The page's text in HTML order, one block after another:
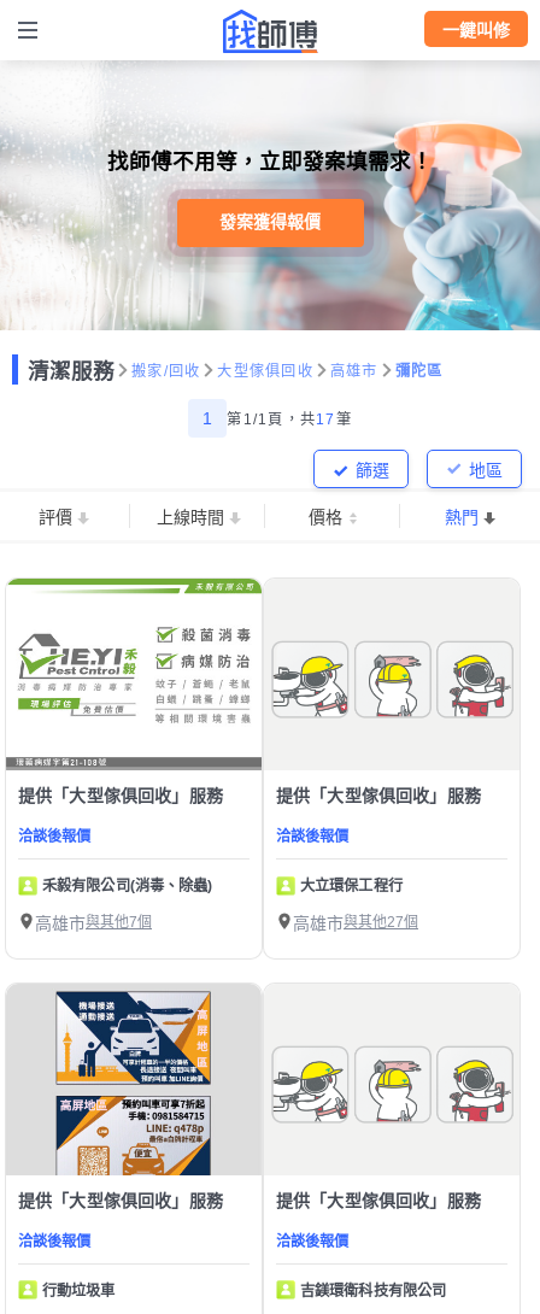
一鍵叫修
找師傅不用等，立即發案填需求！
發案獲得報價
清潔服務 搬家/回收 大型傢俱回收 高雄市 彌陀區
1 第1/1頁， 共17 筆
地區
篩選
評價 上線時間 價格 熱門
提供「大型傢俱回收」服務
洽談後報價
禾毅有限公司(消毒、除蟲)
高雄市與其他7個
提供「大型傢俱回收」服務
洽談後報價
大立環保工程行
高雄市與其他27個
提供「大型傢俱回收」服務
洽談後報價
行動垃圾車
提供「大型傢俱回收」服務
洽談後報價
吉鎂環衛科技有限公司